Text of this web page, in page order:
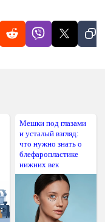
Мешки под глазами
и усталый взгляд:
что нужно знать о
блефаропластике
нижних век